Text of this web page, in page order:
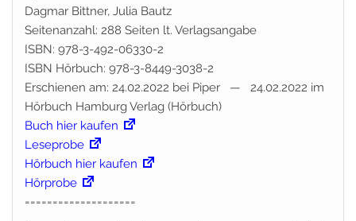
Dagmar Bittner, Julia Bautz
Seitenanzahl: 288 Seiten lt. Verlagsangabe
ISBN: 978-3-492-06330-2
ISBN Hörbuch: 978-3-8449-3038-2
Erschienen am: 24.02.2022 bei Piper — 24.02.2022 im
Hörbuch Hamburg Verlag (Hörbuch)
Buch hier kaufen
Leseprobe
Hörbuch hier kaufen
Hörprobe
====================